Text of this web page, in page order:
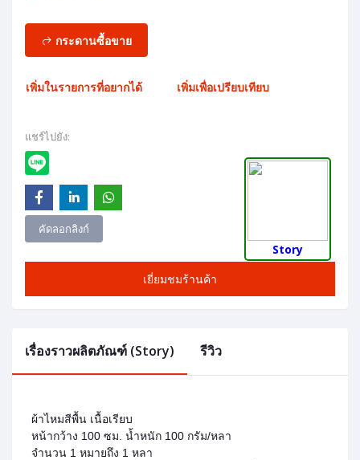
กระดานซื้อขาย
เพิ่มในรายการที่อยากได้ เพิ่มเพื่อเปรียบเทียบ
แชร์ไปยัง:
คัดลอกลิงก์
เยี่ยมชมร้านค้า
Story
เรื่องราวผลิตภัณฑ์ (Story) รีวิว
ผ้าไหมสีพื้น เนื้อเรียบ
หน้ากว้าง 100 ซม. น้ำหนัก 100 กรัม/หลา
จำนวน 1 หมายถึง 1 หลา